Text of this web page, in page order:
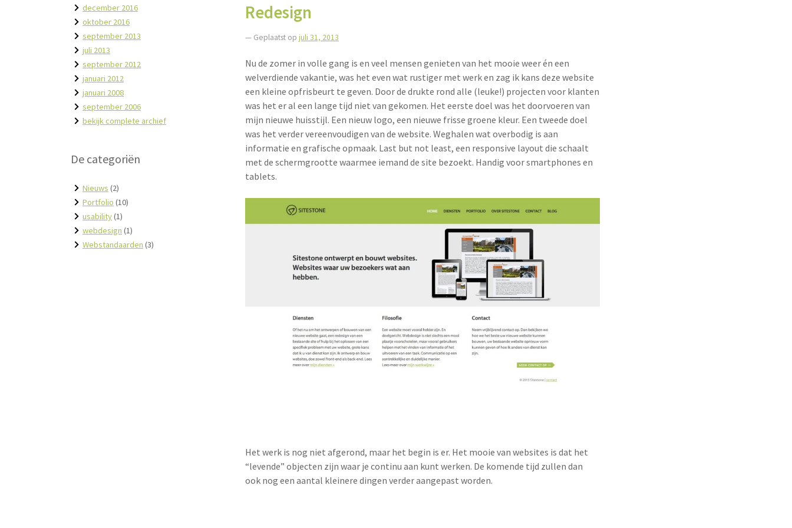
Redesign
— Geplaatst op juli 31, 2013
Nu de zomer in volle gang is en veel mensen genieten van het mooie weer én een
welverdiende vakantie, was het even wat rustiger met werk en zag ik kans deze website
een kleine opfrisbeurt te geven. Door de drukte rond alle (leuke!) projecten voor klanten
was het er al een lange tijd niet van gekomen. Het eerste doel was het doorvoeren van
mijn nieuwe huisstijl. Een nieuw logo, een nieuwe frisse groene kleur. Een tweede doel
was het verder vereenvoudigen van de website. Weghalen wat overbodig is aan
informatie en grafische opmaak. Last but not least, een responsive layout die schaalt
met de schermgrootte waarmee iemand de site bezoekt. Handig voor smartphones en
tablets.
Het werk is nog niet afgerond, maar het begin is er. Het mooie van websites is dat het
“levende” objecten zijn waar je continu aan kunt werken. De komende tijd zullen dan
ook nog een aantal kleinere dingen verder aangepast worden.
december 2016
oktober 2016
september 2013
juli 2013
september 2012
januari 2012
januari 2008
september 2006
bekijk complete archief
De categoriën
Nieuws (2)
Portfolio (10)
usability(1)
webdesign (1)
Webstandaarden (3)